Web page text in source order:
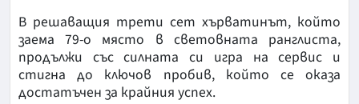
В решаващия трети сет хърватинът, който
заема 79-о място в световната ранглиста,
продължи със силната си игра на сервис и
стигна до ключов пробив, който се оказа
достатъчен за крайния успех.